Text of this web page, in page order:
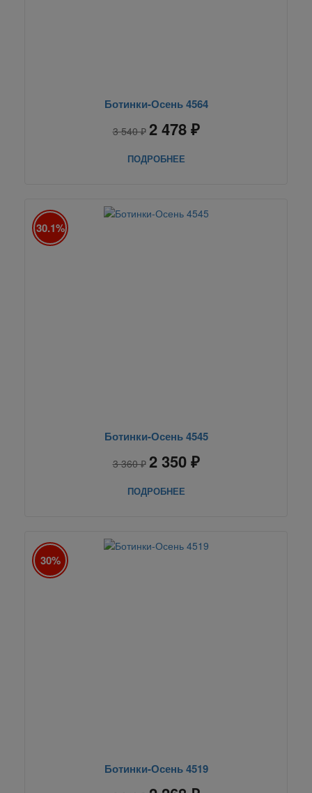
Ботинки-Осень 4564
3 540 ₽ 2 478 ₽
ПОДРОБНЕЕ
30.1%
Ботинки-Осень 4545
3 360 ₽ 2 350 ₽
ПОДРОБНЕЕ
30%
Ботинки-Осень 4519